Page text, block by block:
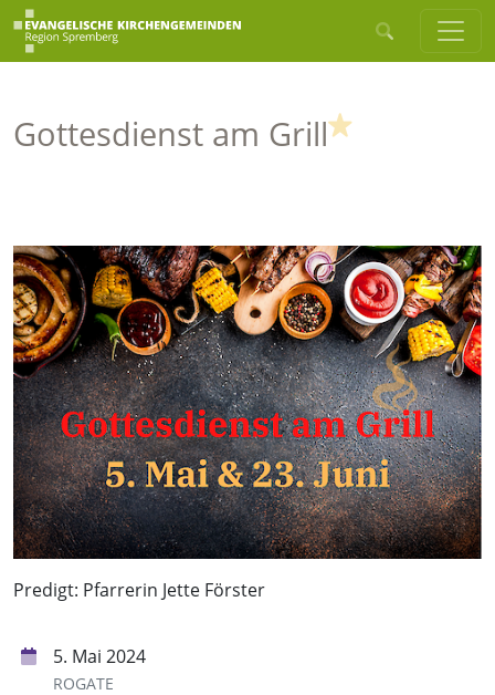
Gottesdienst am Grill
Predigt: Pfarrerin Jette Förster
5. Mai 2024
ROGATE